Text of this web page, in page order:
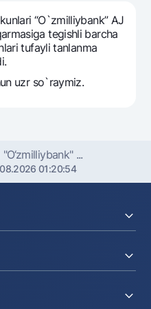
“O`zmilliybank” AJ
tegishli barcha
tufayli tanlanma
uzr so`raymiz.
...
01:20:54